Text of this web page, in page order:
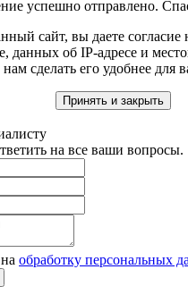
успешно отправлено.
сайт, вы даете согласие
данных об IP-адресе и
сделать его удобнее для
Принять и закрыть
на все ваши вопросы.
обработку персональных